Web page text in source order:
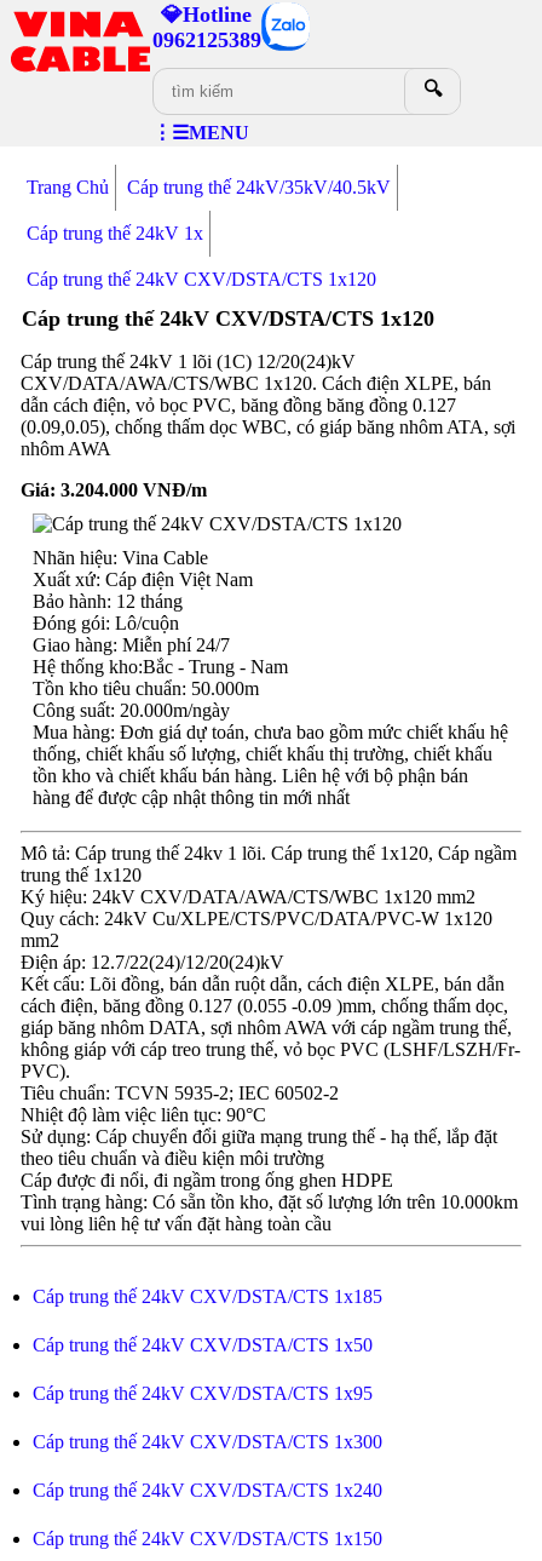
💎Hotline
0962125389
🔍
⋮☰MENU
Trang Chủ Cáp trung thế 24kV/35kV/40.5kV
Cáp trung thế 24kV 1x
Cáp trung thế 24kV CXV/DSTA/CTS 1x120
Cáp trung thế 24kV CXV/DSTA/CTS 1x120
Cáp trung thế 24kV 1 lõi (1C) 12/20(24)kV
CXV/DATA/AWA/CTS/WBC 1x120. Cách điện XLPE, bán
dẫn cách điện, vỏ bọc PVC, băng đồng băng đồng 0.127
(0.09,0.05), chống thấm dọc WBC, có giáp băng nhôm ATA, sợi
nhôm AWA
Giá: 3.204.000VNĐ/m
Nhãn hiệu: Vina Cable
Xuất xứ: Cáp điện Việt Nam
Bảo hành: 12 tháng
Đóng gói: Lô/cuộn
Giao hàng: Miễn phí 24/7
Hệ thống kho:Bắc - Trung - Nam
Tồn kho tiêu chuẩn: 50.000m
Công suất: 20.000m/ngày
Mua hàng: Đơn giá dự toán, chưa bao gồm mức chiết khấu hệ
thống, chiết khấu số lượng, chiết khấu thị trường, chiết khấu
tồn kho và chiết khấu bán hàng. Liên hệ với bộ phận bán
hàng để được cập nhật thông tin mới nhất
Mô tả: Cáp trung thế 24kv 1 lõi. Cáp trung thế 1x120, Cáp ngầm
trung thế 1x120
Ký hiệu: 24kV CXV/DATA/AWA/CTS/WBC 1x120 mm2
Quy cách: 24kV Cu/XLPE/CTS/PVC/DATA/PVC-W 1x120
mm2
Điện áp: 12.7/22(24)/12/20(24)kV
Kết cấu: Lõi đồng, bán dẫn ruột dẫn, cách điện XLPE, bán dẫn
cách điện, băng đồng 0.127 (0.055 -0.09 )mm, chống thấm dọc,
giáp băng nhôm DATA, sợi nhôm AWA với cáp ngầm trung thế,
không giáp với cáp treo trung thế, vỏ bọc PVC (LSHF/LSZH/Fr-
PVC).
Tiêu chuẩn: TCVN 5935-2; IEC 60502-2
Nhiệt độ làm việc liên tục: 90°C
Sử dụng: Cáp chuyển đổi giữa mạng trung thế - hạ thế, lắp đặt
theo tiêu chuẩn và điều kiện môi trường
Cáp được đi nổi, đi ngầm trong ống ghen HDPE
Tình trạng hàng: Có sẵn tồn kho, đặt số lượng lớn trên 10.000km
vui lòng liên hệ tư vấn đặt hàng toàn cầu
Cáp trung thế 24kV CXV/DSTA/CTS 1x185
Cáp trung thế 24kV CXV/DSTA/CTS 1x50
Cáp trung thế 24kV CXV/DSTA/CTS 1x95
Cáp trung thế 24kV CXV/DSTA/CTS 1x300
Cáp trung thế 24kV CXV/DSTA/CTS 1x240
Cáp trung thế 24kV CXV/DSTA/CTS 1x150